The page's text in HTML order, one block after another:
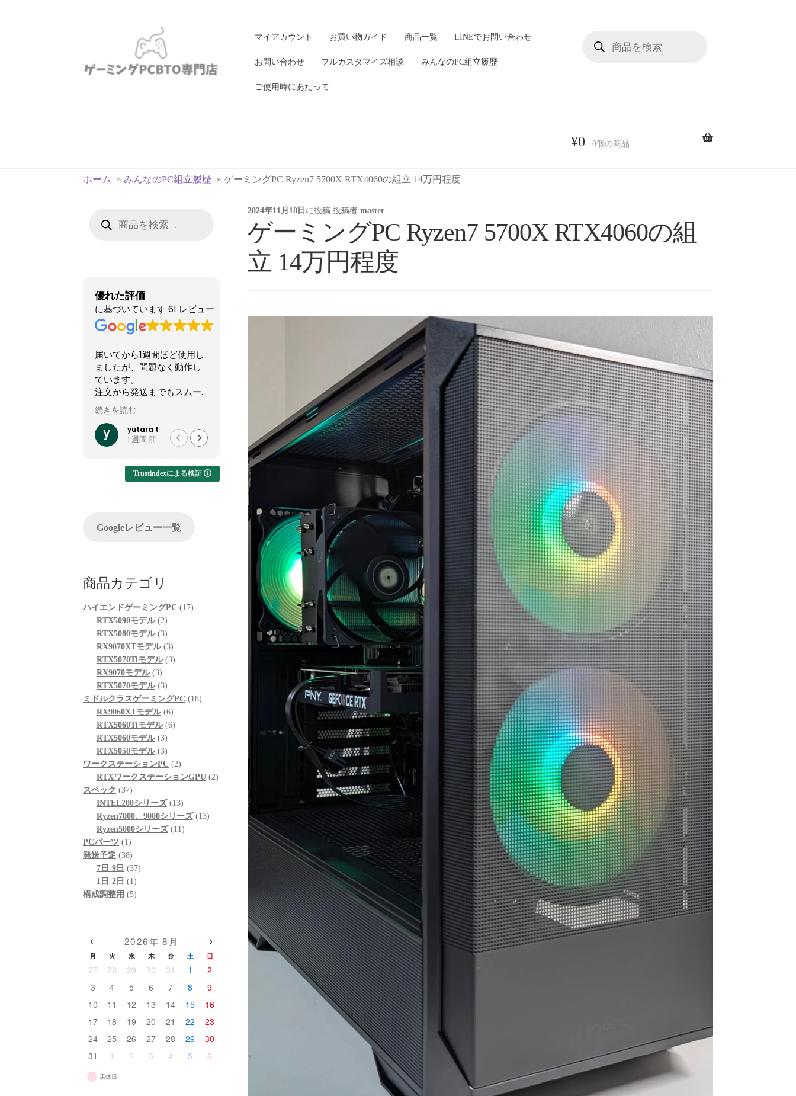
ー
ッ
ン
マイアカウント お買い物ガイド 商品一覧 LINEでお問い合わせ
お問い合わせ フルカスタマイズ相談 みんなのPC組立履歴
ご使用時にあたって
¥0 0個の商品
ホーム »みんなのPC組立履歴 »ゲーミングPC Ryzen7 5700X RTX4060の組立 14万円程度
2024年11月18日 に投稿 投稿者 master
ゲーミングPC Ryzen7 5700X RTX4060の組
立 14万円程度
優れた評価
に基づいています 61 レビュー
てから1週間ほど使用し
他のショップより安いので
怪しい店なのか？と躊躇し
てましたが、ここのサイト
やXで組んだPCの画像を投
稿してるのを見て、思い切
って買ってみました。
結果1週間でちゃんと届きま
した。初見だと怪しさ全開
います。サイト内で自分が
注文したPCの完成後を載せ
でサポートは分かりません
も喜んでおります。
次回購入の際の比較ショッ
プとして入りそうです。
続きを読む
れいれい
1 か月 前
これからもずっと続いて欲
しいPCBTOショップです！
2025年11月に購入、半年近
く何も問題なく快適に使用
できていましたが、突然の
故障。
(BOOTランプ点灯で起動不
ゴールデンウィーク目前だ
ったこともあり、連休中に
PCが使えない絶望的な気持
ちでした。
自分なりにAIやネットを駆
使して色々と対処を試みま
したが改善せず、藁にもす
がる思いで相談したところ
「何か異常が見られた際
は、まずは当店に相談くだ
さい」と仰っていただき、
そのプロ意識の高さと責任
感に深く感動しました！
修理の発送から手元に戻る
まで、わずか1週間という神
速対応でした。
症状や再現性、原因の特定
次第によるとは思います
が、修理の過程で判明した
二次的な不具合があったに
も関わらず圧倒的なスピー
ド感で連休に間に合わせて
いただいたことに感謝しか
ありません。
(こちらから急いで欲しいと
依頼したわけではなかった
のですが、顧客の心境を察
した対応力、そのホスピタ
リティの高さにも感動)
高額なゲーミングPCだから
こそ「売って終わり」では
なく、トラブルで困った時
に本気で寄り添ってくれて
信頼できるお店で買うべき
だと改めて痛感しました。
確かな技術力と顧客に寄り
添った姿勢は、まさにプロ
(購入時の構成相談の段階か
続きを読む
ネテル会長
2 か月 前
購入後のアフターフォロー
まで非常に丁寧で、安心し
て相談できるショップ様で
す。
購入したPCについて、外付
けHDD接続時に特定のUSB
ポートでデータ転送がうま
くいかない症状があり相談
しましたが、単に「別のポ
ートを使ってください」で
終わるのではなく、背面
USBポートごとの内部仕様
まで確認したうえで、原因
の切り分けを非常に詳しく
案内していただきました。
具体的には、正常に動作し
ているUSBポートが
ASMedia製チップ経由であ
ること、症状が出ている
10Gbps対応ポートがAMD
CPU側のUSBコントローラ
ーに接続されている可能性
があることなど、マザーボ
ードの仕様やUSBコントロ
ーラーの違いまで踏み込ん
で説明していただきまし
また、外付けHDDケース側
の仕様やメーカー見解、
USB規格の違い、5Gbpsと
10Gbpsの帯域差、HDDの実
効速度、ケーブル品質や相
性の可能性まで、非常に専
門的かつ分かりやすく整理
していただきました。結果
として、PC本体の故障では
なく、特定の外付けHDDケ
ースとUSBポートの組み合
わせによる相性の可能性が
高いことが分かり、安心し
て使用を続けられるように
なりました。
こちらの質問に対しても毎
回丁寧に返信してくださ
り、必要に応じてメーカー
確認の進め方や追加で確認
すべき内容まで案内してい
ただけました。購入後のト
ラブル相談にも真摯に対応
してくださる、非常に信頼
できるショップ様です。
PC本体の構成・価格だけで
なく、購入後のサポートま
で重視される方には大変お
すすめできます。
続きを読む
チャロコテツ
2 か月 前
ゲームが快適にプレイした
いけど機械には詳しくない
ので本人に聞いてみよう！
ということでAIにゲームの
種類と予算を伝えたらオス
スメされたこちらで買いま
した。
最初にサイトを見た時はシ
ンプル過ぎてリンクが間違
っているのかと思ってしま
いましたが、種類はそこそ
こありパーツも分かりやす
く写真と説明があって選び
やすいです。目移りしない
ので買うつもりのないもの
まで買ってしまう現象もお
きません。組立履歴から実
際の数値が見られるので、
この組み合わせでも大丈夫
かなと思ったらそちらから
探してみるのもいいかもし
れません。
梱包は丁寧でPCには傷や汚
れは一切ありません。ネッ
ト回線があればすぐに使用
できたのでゲームにログイ
ンできて助かりました。
PC本体だけを買い替えたい
という人にはオススメで
す。設置やセットアップ、
周辺パーツの購入、電話で
のアフターサービスなどと
にかく一から十までおまか
せしたい人には向かないと
思います。
今後また買い換えることが
あればこちらのお店を利用
したいです。
続きを読む
ねこです
3 か月 前
去年の12月初旬に購入。
GPUはRTX5060の比較的安
価な構成のPC購入ですが当
方、初めてのゲーミングPC
でした。
HP内がとてもシンプルな作
りになっているので若干の
怪しさを感じてしまいまし
たが…笑
他の方の丁寧で評価の高い
レビューなども購入のきっ
かけの一つになりました。
製品に関しても購入して４
ヶ月弱経ちますが不具合や
故障は一切なく快適に動
作、使用できています！
選ぶ際の価格や性能の基準
などが分かりやすく明記さ
れているので選ぶうえでの
参考にもしやすかったで
す！
また、気になる点などはLINE
での連絡が可能なので個別
での相談も受け付けてくれ
ます！
こちらでのリピ買いやアッ
プグレードされてる方も多
いみたいなので私も次回も
こちらで購入しようと思っ
ています
総合的にとても満足できる
お買い物でした
続きを読む
4 か月 前
Trustindexによる検証
Googleレビュー一覧
商品カテゴリ
ハイエンドゲーミングPC 1717
RTX5090モデル 22
個
の
商
RTX5080モデル 33
個
の
品
RX9070XTモデル 33
個
品
RTX5070Tiモデル 33
商
品
RX9070モデル 33
個
の
商
品
RTX5070モデル 33
個
の
商
品
ミドルクラスゲーミングPC 1818
RX9060XTモデル 66
個
品
RTX5060Tiモデル 66
商
品
RTX5060モデル 33
個
の
商
RTX5050モデル 33
個
の
品
ワークステーションPC 22
個
商
品
RTXワークステーションGPU 22
スペック 3737
個
の
商
品
INTEL200シリーズ 1313
個
の
Ryzen7000、9000シリーズ 1313
Ryzen5000シリーズ 1111
PCパーツ 11
個
の
商
品
発送予定 3838
個
の
商
7日-9日 3737
1日-2日 11
個
構成調整用 55
品
‹ 2026年 8月 ›
月 火 水 木 金 土 日
27 28 29 30 31 1
2
3
4 5 6 7 8
9
10
11 12 13 14 15
16
17
18 19 20 21 22
23
24
25 26 27 28 29
30
31
1 2 3 4 5 6
店休日